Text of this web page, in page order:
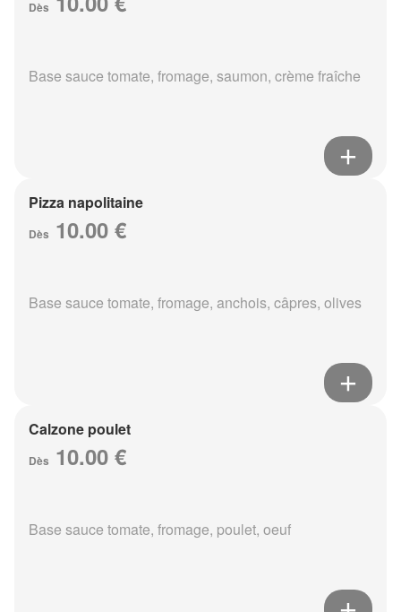
Dès
Base sauce tomate, fromage, saumon, crème fraîche
Pizza napolitaine
Dès 10.00 €
Base sauce tomate, fromage, anchois, câpres, olives
Calzone poulet
Dès 10.00 €
Base sauce tomate, fromage, poulet, oeuf